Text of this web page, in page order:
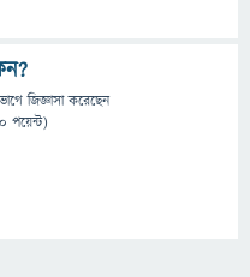
জিজ্ঞাসাকরেছেন
পয়েন্ট)